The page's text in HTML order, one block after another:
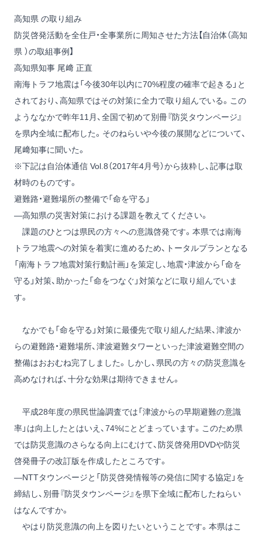
高知県 の取り組み
防災啓発活動を全住戸・全事業所に周知させた方法【自治体（高知
県 ）の取組事例】
高知県知事 尾﨑 正直
南海トラフ地震は「今後30年以内に70%程度の確率で起きる」と
されており、高知県ではその対策に全力で取り組んでいる。この
ようななかで昨年11月、全国で初めて別冊『防災タウンページ』
を県内全域に配布した。そのねらいや今後の展開などについて、
尾﨑知事に聞いた。
※下記は自治体通信 Vol.8（2017年4月号）から抜粋し、記事は取
材時のものです。
避難路・避難場所の整備で「命を守る」
―高知県の災害対策における課題を教えてください。
課題のひとつは県民の方々への意識啓発です。本県では南海
トラフ地震への対策を着実に進めるため、トータルプランとなる
「南海トラフ地震対策行動計画」を策定し、地震・津波から「命を
守る」対策、助かった「命をつなぐ」対策などに取り組んでいま
す。
なかでも「命を守る」対策に最優先で取り組んだ結果、津波か
らの避難路・避難場所、津波避難タワーといった津波避難空間の
整備はおおむね完了しました。しかし、県民の方々の防災意識を
高めなければ、十分な効果は期待できません。
平成28年度の県民世論調査では「津波からの早期避難の意識
率」は向上したとはいえ、74%にとどまっています。このため県
では防災意識のさらなる向上にむけて、防災啓発用DVDや防災
啓発冊子の改訂版を作成したところです。
―NTTタウンページと「防災啓発情報等の発信に関する協定」を
締結し、別冊『防災タウンページ』を県下全域に配布したねらい
はなんですか。
やはり防災意識の向上を図りたいということです。本県はこ